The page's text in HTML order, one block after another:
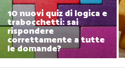
10 nuovi quiz di logica e
trabocchetti: sai
rispondere
correttamente a tutte
le domande?